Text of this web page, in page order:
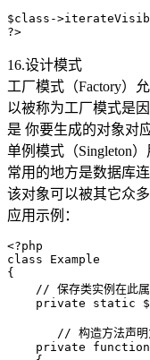
$class-
16.设计模式
工厂模式（Factory）
以被称为工厂模式是
是 你要生成的对象对
单例模式（Singleton
常用的地方是数据库
该对象可以被其它众多
应用示例：
<?php
class Example
{
// 保存类实例在此
private static
// 构造方法声明
private